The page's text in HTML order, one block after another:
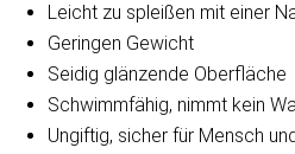
Leicht zu spleißen mit einer
Geringen Gewicht
Seidig glänzende Oberfläche
Schwimmfähig, nimmt kein
Ungiftig, sicher für Mensch